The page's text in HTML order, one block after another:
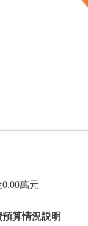
萬元
算情況説明